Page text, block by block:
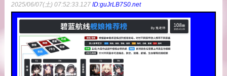
2025/06/07(土) 07:52:33.127ID:guJrLB7S0.net